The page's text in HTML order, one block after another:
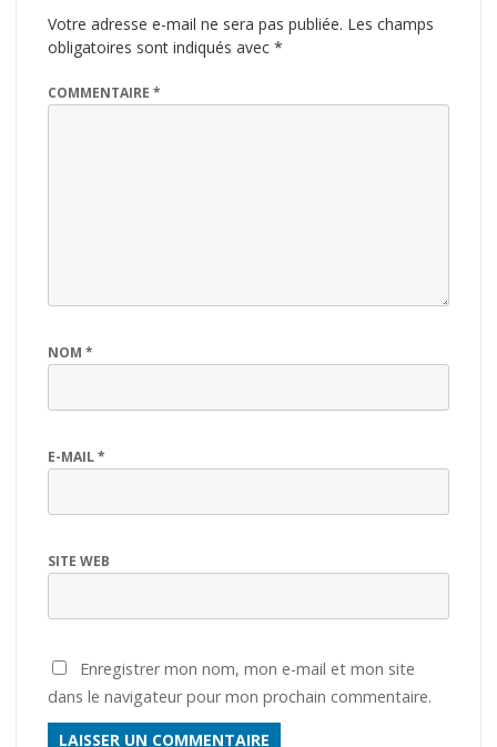
Votre adresse e-mail ne sera pas publiée. Les champs
obligatoires sont indiqués avec *
COMMENTAIRE *
NOM *
E-MAIL*
SITE WEB
Enregistrer mon nom, mon e-mail et mon site
dans le navigateur pour mon prochain commentaire.